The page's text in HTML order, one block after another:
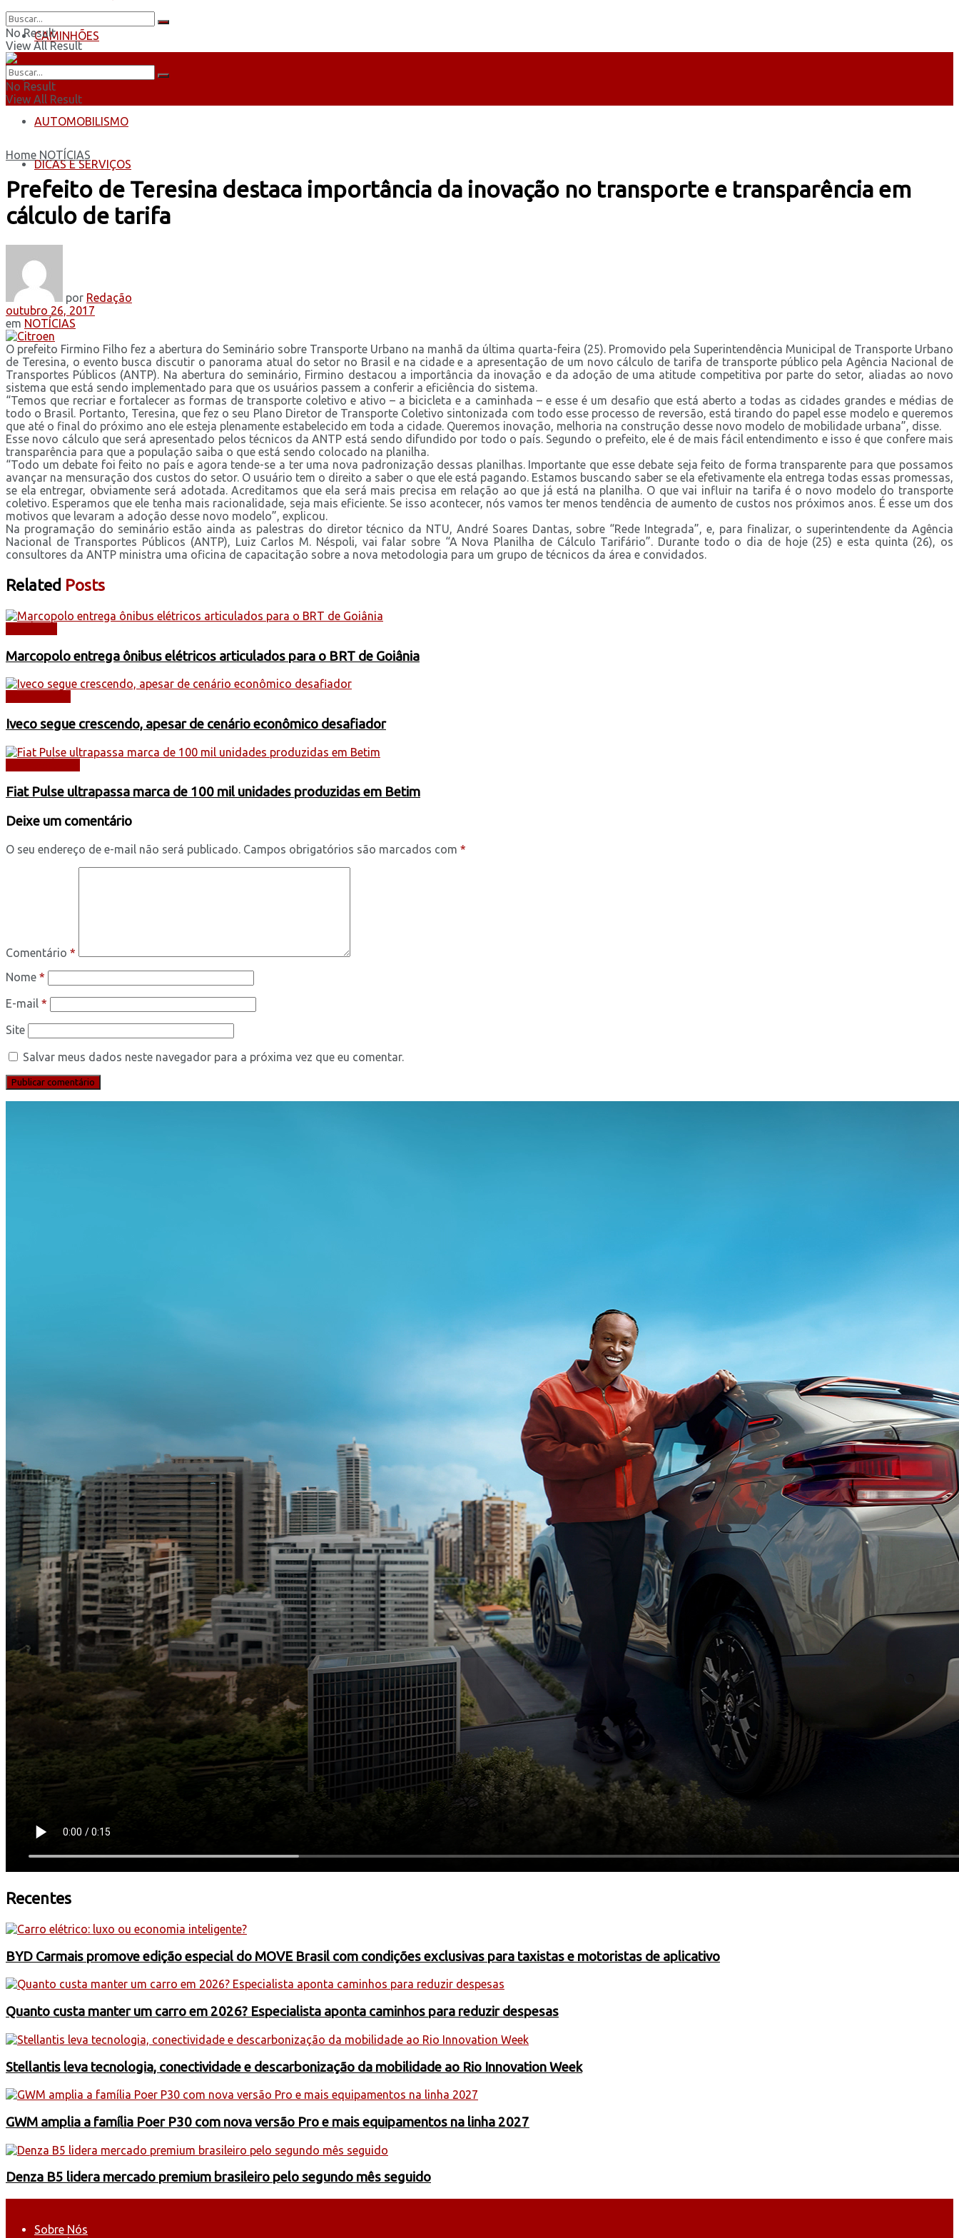
CAMINHÕES
ÔNIBUS
AUTOMOBILISMO
DICAS E SERVIÇOS
No Result
View All Result
No Result
View All Result
Home NOTÍCIAS
Prefeito de Teresina destaca importância da inovação no transporte e transparência em
cálculo de tarifa
por Redação
outubro 26, 2017
em NOTÍCIAS
O prefeito Firmino Filho fez a abertura do Seminário sobre Transporte Urbano na manhã da última quarta-feira (25). Promovido pela Superintendência Municipal de Transporte Urbano
de Teresina, o evento busca discutir o panorama atual do setor no Brasil e na cidade e a apresentação de um novo cálculo de tarifa de transporte público pela Agência Nacional de
Transportes Públicos (ANTP). Na abertura do seminário, Firmino destacou a importância da inovação e da adoção de uma atitude competitiva por parte do setor, aliadas ao novo
sistema que está sendo implementado para que os usuários passem a conferir a eficiência do sistema.
“Temos que recriar e fortalecer as formas de transporte coletivo e ativo – a bicicleta e a caminhada – e esse é um desafio que está aberto a todas as cidades grandes e médias de
todo o Brasil. Portanto, Teresina, que fez o seu Plano Diretor de Transporte Coletivo sintonizada com todo esse processo de reversão, está tirando do papel esse modelo e queremos
que até o final do próximo ano ele esteja plenamente estabelecido em toda a cidade. Queremos inovação, melhoria na construção desse novo modelo de mobilidade urbana”, disse.
Esse novo cálculo que será apresentado pelos técnicos da ANTP está sendo difundido por todo o país. Segundo o prefeito, ele é de mais fácil entendimento e isso é que confere mais
transparência para que a população saiba o que está sendo colocado na planilha.
“Todo um debate foi feito no país e agora tende-se a ter uma nova padronização dessas planilhas. Importante que esse debate seja feito de forma transparente para que possamos
avançar na mensuração dos custos do setor. O usuário tem o direito a saber o que ele está pagando. Estamos buscando saber se ela efetivamente ela entrega todas essas promessas,
se ela entregar, obviamente será adotada. Acreditamos que ela será mais precisa em relação ao que já está na planilha. O que vai influir na tarifa é o novo modelo do transporte
coletivo. Esperamos que ele tenha mais racionalidade, seja mais eficiente. Se isso acontecer, nós vamos ter menos tendência de aumento de custos nos próximos anos. É esse um dos
motivos que levaram a adoção desse novo modelo”, explicou.
Na programação do seminário estão ainda as palestras do diretor técnico da NTU, André Soares Dantas, sobre “Rede Integrada”, e, para finalizar, o superintendente da Agência
Nacional de Transportes Públicos (ANTP), Luiz Carlos M. Néspoli, vai falar sobre “A Nova Planilha de Cálculo Tarifário”. Durante todo o dia de hoje (25) e esta quinta (26), os
consultores da ANTP ministra uma oficina de capacitação sobre a nova metodologia para um grupo de técnicos da área e convidados.
Related Posts
Marcopolo entrega ônibus elétricos articulados para o BRT de Goiânia
Iveco segue crescendo, apesar de cenário econômico desafiador
Fiat Pulse ultrapassa marca de 100 mil unidades produzidas em Betim
Deixe um comentário
O seu endereço de e-mail não será publicado. Campos obrigatórios são marcados com *
Comentário *
Nome *
E-mail *
Site
Salvar meus dados neste navegador para a próxima vez que eu comentar.
Recentes
BYD Carmais promove edição especial do MOVE Brasil com condições exclusivas para taxistas e motoristas de aplicativo
Quanto custa manter um carro em 2026? Especialista aponta caminhos para reduzir despesas
Stellantis leva tecnologia, conectividade e descarbonização da mobilidade ao Rio Innovation Week
GWM amplia a família Poer P30 com nova versão Pro e mais equipamentos na linha 2027
Denza B5 lidera mercado premium brasileiro pelo segundo mês seguido
Sobre Nós